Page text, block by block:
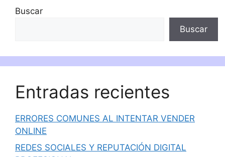
Buscar
Buscar
Entradas recientes
ERRORES COMUNES AL INTENTAR VENDER
ONLINE
REDES SOCIALES Y REPUTACIÓN DIGITAL